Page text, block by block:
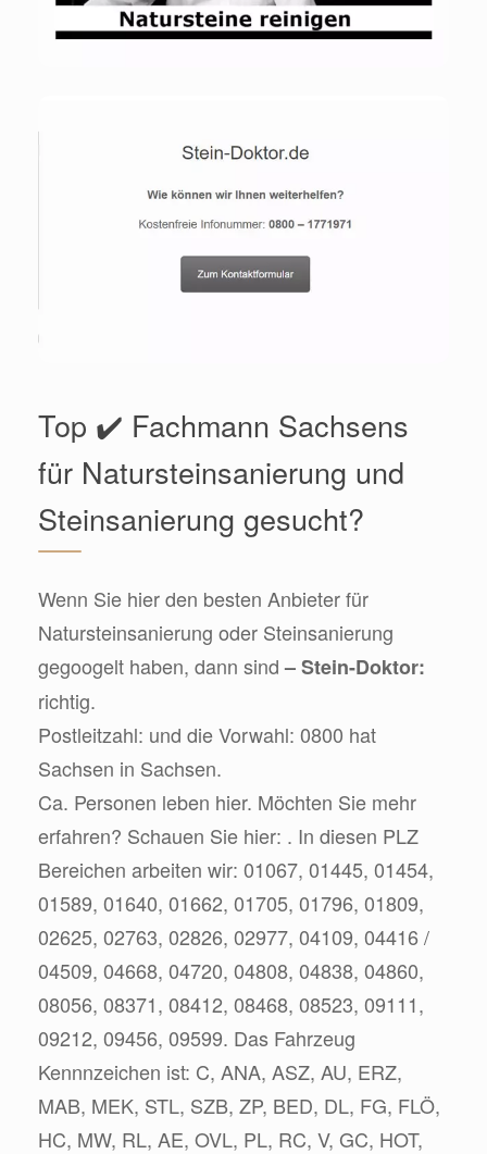
Top ✔️ Fachmann Sachsens
für Natursteinsanierung und
Steinsanierung gesucht?
Wenn Sie hier den besten Anbieter für
Natursteinsanierung oder Steinsanierung
gegoogelt haben, dann sind– Stein-Doktor:
richtig.
Postleitzahl: und die Vorwahl: 0800 hat
Sachsen in Sachsen.
Ca. Personen leben hier. Möchten Sie mehr
erfahren? Schauen Sie hier: . In diesen PLZ
Bereichen arbeiten wir: 01067, 01445, 01454,
01589, 01640, 01662, 01705, 01796, 01809,
02625, 02763, 02826, 02977, 04109, 04416 /
04509, 04668, 04720, 04808, 04838, 04860,
08056, 08371, 08412, 08468, 08523, 09111,
09212, 09456, 09599. Das Fahrzeug
Kennnzeichen ist: C, ANA, ASZ, AU, ERZ,
MAB, MEK, STL, SZB, ZP, BED, DL, FG, FLÖ,
HC, MW, RL, AE, OVL, PL, RC, V, GC, HOT,